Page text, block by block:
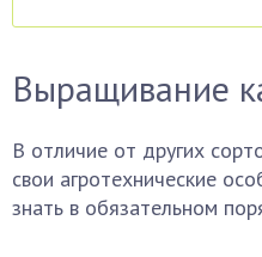
Выращивание
В отличие от других
свои агротехнические
знать в обязательном